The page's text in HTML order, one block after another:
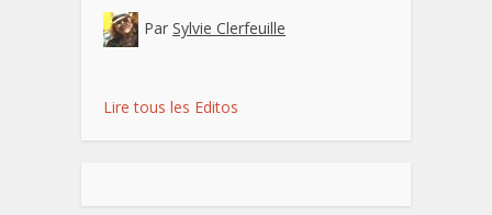
Par Sylvie Clerfeuille
Lire tous les Editos